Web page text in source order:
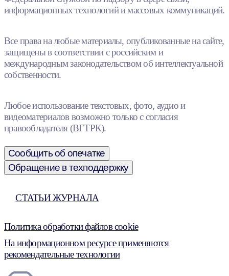
информационных технологий и массовых коммуникаций.
Все права на любые материалы, опубликованные на сайте,
защищены в соответствии с российским и
международным законодательством об интеллектуальной
собственности.
Любое использование текстовых, фото, аудио и
видеоматериалов возможно только с согласия
правообладателя (ВГТРК).
Сообщить об опечатке
Обращение в техподдержку
СТАТЬИ ЖУРНАЛА
Политика обработки файлов cookie
На информационном ресурсе применяются
рекомендательные технологии